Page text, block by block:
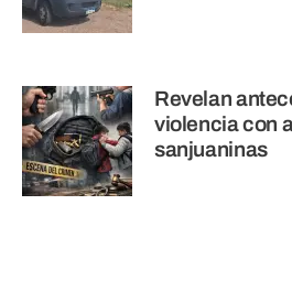
Revelan
violencia con
sanjuaninas